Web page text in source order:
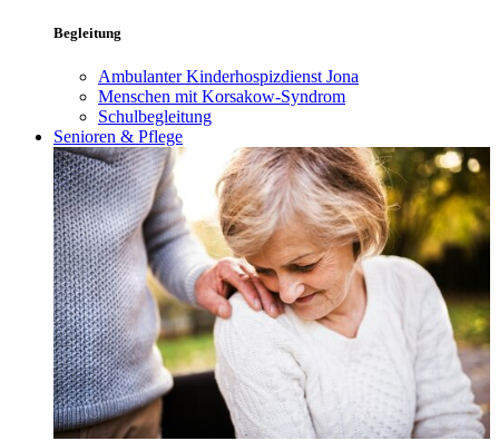
Begleitung
Ambulanter Kinderhospizdienst Jona
Menschen mit Korsakow-Syndrom
Schulbegleitung
Senioren & Pflege